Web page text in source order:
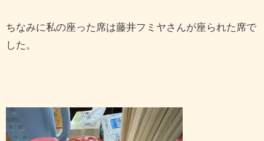
ちなみに私の座った席は藤井フミヤさんが座られた席で
した。